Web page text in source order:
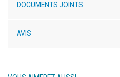
DOCUMENTS JOINTS
AVIS